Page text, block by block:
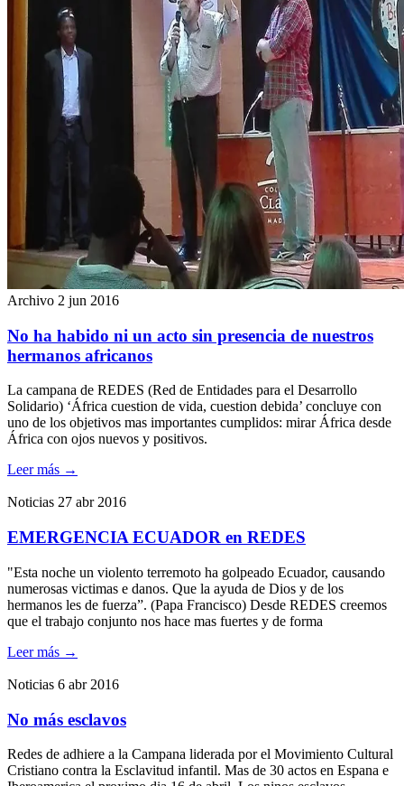
Archivo 2 jun 2016
No ha habido ni un acto sin presencia de nuestros
hermanos africanos
La campana de REDES (Red de Entidades para el Desarrollo
Solidario) ‘África cuestion de vida, cuestion debida’ concluye con
uno de los objetivos mas importantes cumplidos: mirar África desde
África con ojos nuevos y positivos.
Leer más →
Noticias 27 abr 2016
EMERGENCIA ECUADOR en REDES
"Esta noche un violento terremoto ha golpeado Ecuador, causando
numerosas victimas e danos. Que la ayuda de Dios y de los
hermanos les de fuerza”. (Papa Francisco) Desde REDES creemos
que el trabajo conjunto nos hace mas fuertes y de forma
Leer más →
Noticias 6 abr 2016
No más esclavos
Redes de adhiere a la Campana liderada por el Movimiento Cultural
Cristiano contra la Esclavitud infantil. Mas de 30 actos en Espana e